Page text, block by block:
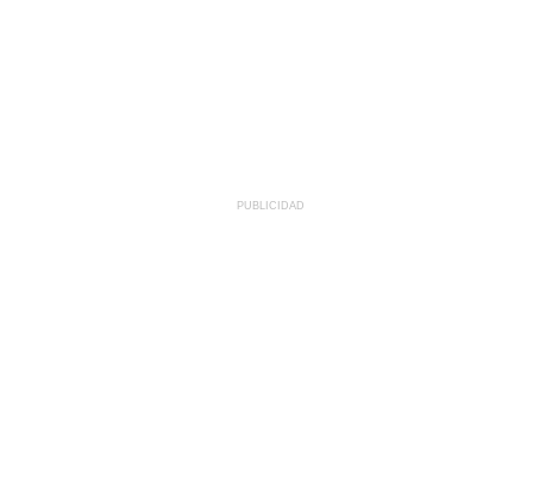
PUBLICIDAD